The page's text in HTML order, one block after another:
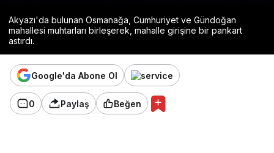
Akyazı'da bulunan Osmanağa, Cumhuriyet ve Gündoğan
mahallesi muhtarları birleşerek, mahalle girişine bir pankart
astırdı.
Google'da Abone Ol
0 Paylaş Beğen